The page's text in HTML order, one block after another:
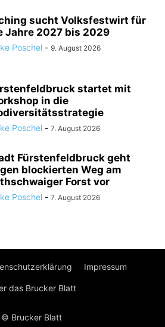
sucht Volksfestwirt für
Jahre 2027 bis 2029
Poschel - 9. August 2026
startet mit
in die
Poschel - 7. August 2026
Fürstenfeldbruck geht
blockierten Weg am
Forst vor
Poschel - 7. August 2026
Impressum
das Brucker Blatt
© Brucker Blatt